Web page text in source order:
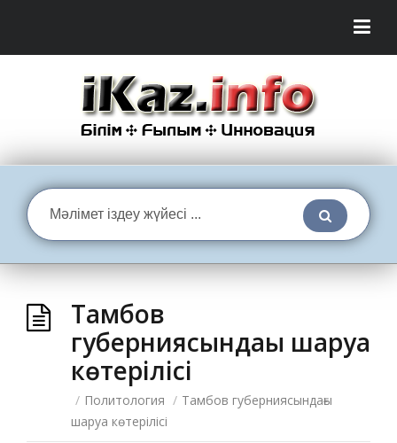
Тамбов
губерниясындағы шаруа
көтерілісі
/ Политология / Тамбов губерниясындағы
шаруа көтерілісі